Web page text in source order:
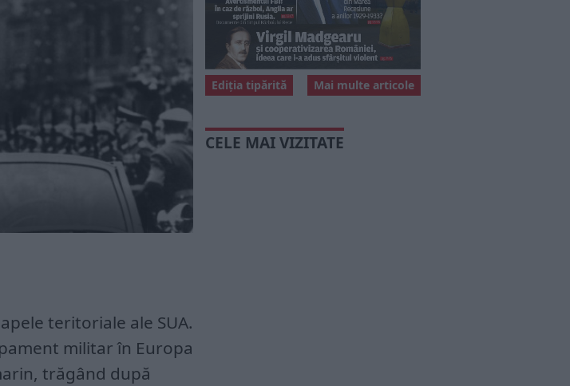
teritoriale ale SUA.
militar în Europa
trăgând după
Mai multe articole
Ediția tipărită
CELE MAI VIZITATE